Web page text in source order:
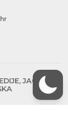
JAGIĆEVA